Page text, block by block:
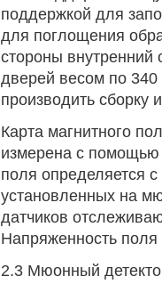
поддержкой для
для поглощения
стороны
дверей весом по 340
производить сборку
Карта магнитного
измерена с помощью
поля определяется
установленных на
датчиков
Напряженность поля
2.3 Мюонный